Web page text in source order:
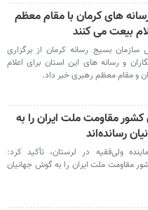
های کرمان با مقام معظم
بیعت می کنند
سازمان بسیج رسانه کرمان از برگزاری
و رسانه های این استان برای اعلام
و مقام معظم رهبری خبر داد.
مقاومت ملت ایران را به
رسانده‌اند
ولی‌فقیه در لرستان، تأکید کرد:
مقاومت ملت ایران را به گوش جهانیان